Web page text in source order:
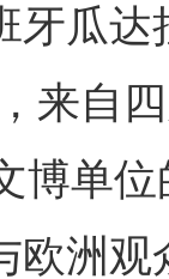
瓜达
来自
博单
欧洲